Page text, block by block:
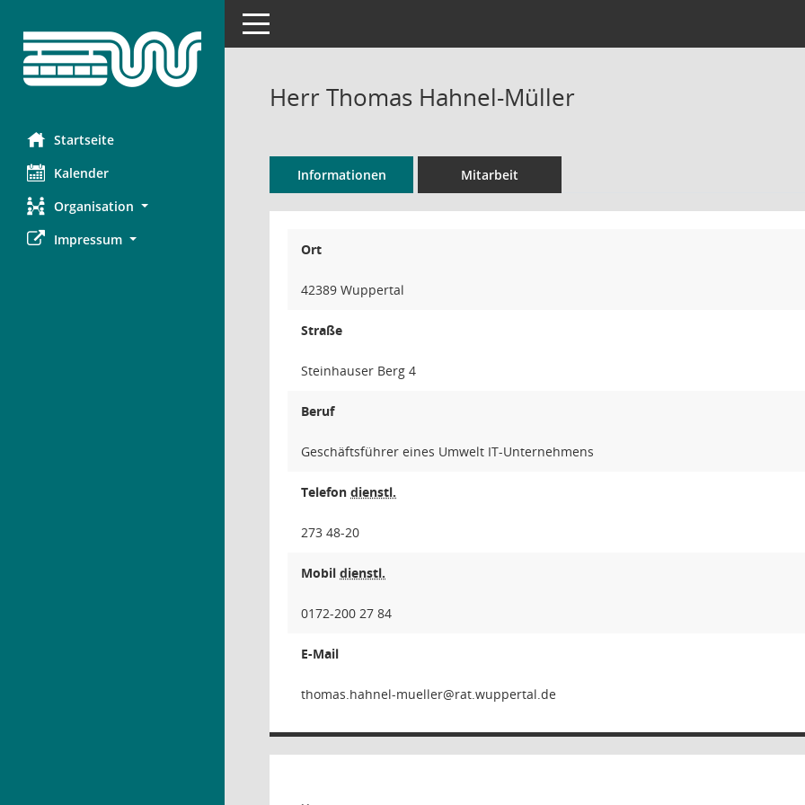
Startseite
Kalender
Organisation
Impressum
Toggle navigation
Herr Thomas Hahnel-Müller
Informationen Mitarbeit
Ort
42389 Wuppertal
Straße
Steinhauser Berg 4
Beruf
Geschäftsführer eines Umwelt IT-Unternehmens
Telefon dienstl.
273 48-20
Mobil dienstl.
0172-200 27 84
E-Mail
relleum-len